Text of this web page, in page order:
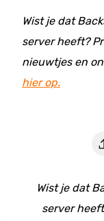
Wist je dat
server heeft?
nieuwtjes en
hier op.
Wist je dat
server